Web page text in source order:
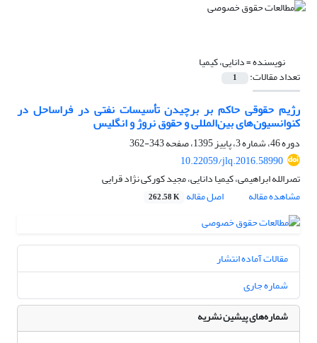
نویسنده =دانایی، کیمیا
تعداد مقالات: 1
رژیم حقوقی حاکم بر برچیدن تأسیسات نفتی در فراساحل در
کنوانسیون‌های بین‌المللی و حقوق نروژ و انگلیس
دوره 46، شماره 3، پاییز 1395، صفحه
343-362
10.22059/jlq.2016.58990
تصرالله ابراهیمی، کیمیا دانایی، مجید کورکی نژاد قرایی
مشاهده مقاله
اصل مقاله 262.58 K
مقالات آماده انتشار
شماره جاری
شماره‌های پیشین نشریه